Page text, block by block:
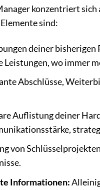
konzentriert sich
sind:
deiner
wo immer
Abschlüsse,
Auflistung deiner
von
Informationen: